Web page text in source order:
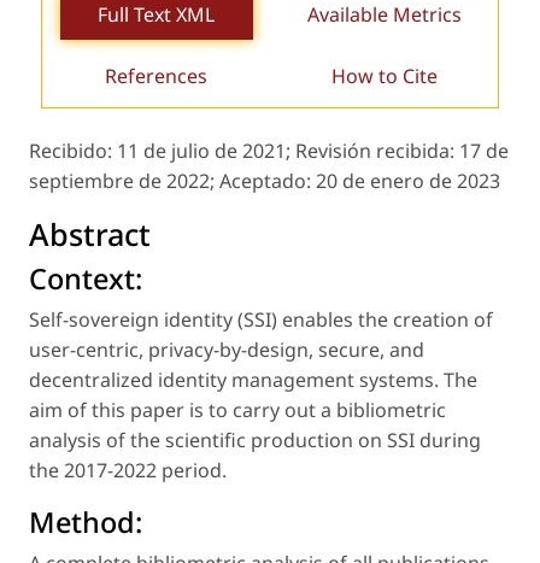
Full Text XML Available Metrics
References How to Cite
Recibido: 11 de julio de 2021; Revisión recibida: 17 de
septiembre de 2022; Aceptado: 20 de enero de 2023
Abstract
Context:
Self-sovereign identity (SSI) enables the creation of
user-centric, privacy-by-design, secure, and
decentralized identity management systems. The
aim of this paper is to carry out a bibliometric
analysis of the scientific production on SSI during
the 2017-2022 period.
Method: